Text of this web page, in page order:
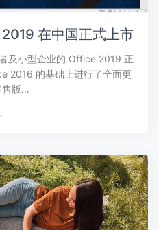
在中国正式上市
及小型企业的 Office 2019 正
2016 的基础上进行了全面更
售版…